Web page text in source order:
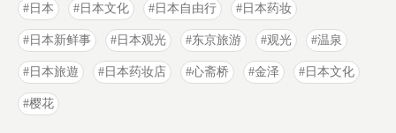
日本 日本文化 日本自由行 日本药妆
日本新鲜事 日本观光 东京旅游 观光 温泉
日本旅遊 日本药妆店 心斋桥 金泽 日本文化
樱花